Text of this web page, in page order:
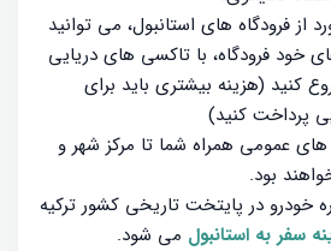
از فرودگاه های استانبول، می توانید
خود فرودگاه، با تاکسی های دریایی
کنید (هزینه بیشتری باید برای
پرداخت کنید)
عمومی همراه شما تا مرکز شهر و
بود.
خودرو در پایتخت تاریخی کشور ترکیه
سفر به استانبول می شود.